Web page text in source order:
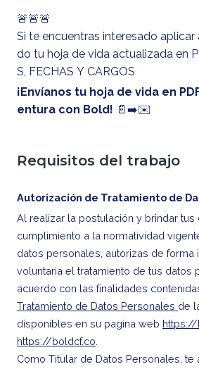
🚨🚨🚨
Si te encuentras interesado
do tu hoja de vida actualizada en
S, FECHAS Y CARGOS
¡Envíanos tu hoja de vida en
entura con Bold! 📄➡️✉️
Requisitos del trabajo
Autorización de Tratamiento de
Al realizar la postulación y brindar
cumplimiento a la normatividad
datos personales, autorizas de forma
voluntaria el tratamiento de tus datos
acuerdo con las finalidades
Tratamiento de Datos Personales de
disponibles en su pagina web
https://boldcf.co
Como Titular de Datos Personales,